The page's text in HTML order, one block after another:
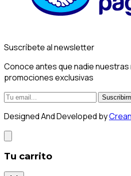
Suscríbete al newsletter
Conoce antes que nadie
promociones exclusivas
Designed And Developed by
Tu carrito